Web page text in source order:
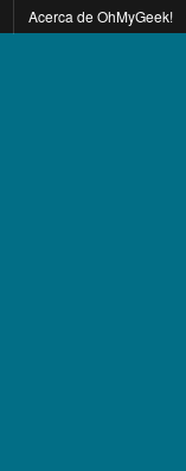
Acerca de OhMyGeek!